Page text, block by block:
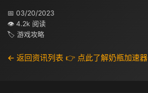
📅 03/20/2023
👁 4.2k 阅读
🏷 游戏攻略
← 返回资讯列表 👉 点此了解奶瓶加速器